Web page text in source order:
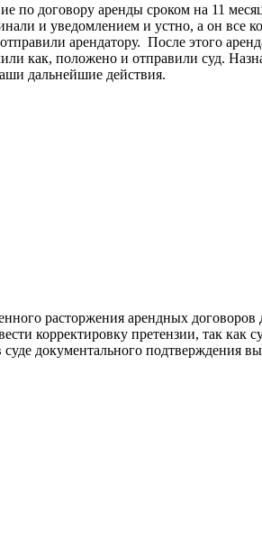
договору аренды сроком на 11
и уведомлением и устно, а он все
арендатору. После этого
как, положено и отправили суд.
дальнейшие действия.
расторжения арендных
корректировку претензии, так как
документального подтверждения